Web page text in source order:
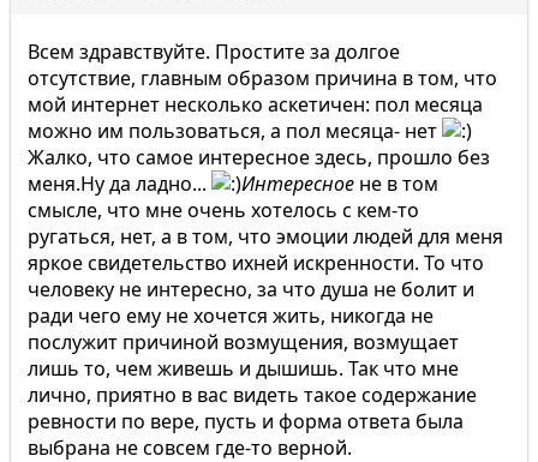
Всем здравствуйте. Простите за долгое
отсутствие, главным образом причина в том, что
мой интернет несколько аскетичен: пол месяца
можно им пользоваться, а пол месяца- нет
Жалко, что самое интересное здесь, прошло без
меня.Ну да ладно...
Интересное не в том
смысле, что мне очень хотелось с кем-то
ругаться, нет, а в том, что эмоции людей для меня
яркое свидетельство ихней искренности. То что
человеку не интересно, за что душа не болит и
ради чего ему не хочется жить, никогда не
послужит причиной возмущения, возмущает
лишь то, чем живешь и дышишь. Так что мне
лично, приятно в вас видеть такое содержание
ревности по вере, пусть и форма ответа была
выбрана не совсем где-то верной.